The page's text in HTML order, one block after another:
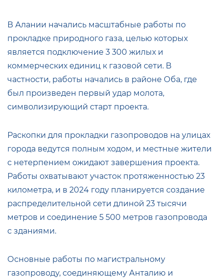
В Алании начались масштабные работы по
прокладке природного газа, целью которых
является подключение 3 300 жилых и
коммерческих единиц к газовой сети. В
частности, работы начались в районе Оба, где
был произведен первый удар молота,
символизирующий старт проекта.
Раскопки для прокладки газопроводов на улицах
города ведутся полным ходом, и местные жители
с нетерпением ожидают завершения проекта.
Работы охватывают участок протяженностью 23
километра, и в 2024 году планируется создание
распределительной сети длиной 23 тысячи
метров и соединение 5 500 метров газопровода
с зданиями.
Основные работы по магистральному
газопроводу, соединяющему Анталию и